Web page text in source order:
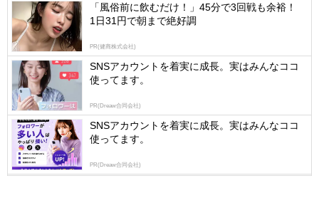
「風俗前に飲むだけ！」45分で3回戦も余裕！
1日31円で朝まで絶好調
PR(健商株式会社)
SNSアカウントを着実に成長。実はみんなココ
使ってます。
PR(Dreaw合同会社)
SNSアカウントを着実に成長。実はみんなココ
使ってます。
PR(Dreaw合同会社)